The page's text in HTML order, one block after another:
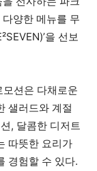
양한 메뉴를 무
을 선보
션은 다채로운
샐러드와 계절
, 달콤한 디저트
따뜻한 요리가
경험할 수 있다.